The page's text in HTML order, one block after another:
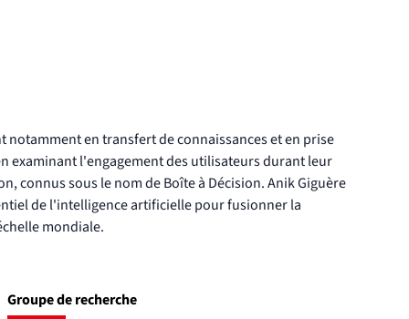
Groupe de recherche
notamment en transfert de connaissances et en prise
examinant l'engagement des utilisateurs durant leur
connus sous le nom de Boîte à Décision. Anik Giguère
de l'intelligence artificielle pour fusionner la
mondiale.